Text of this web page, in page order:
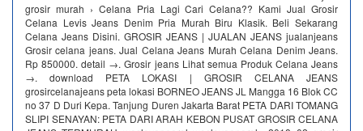
grosir murah › Celana Pria Lagi Cari Celana?? Kami Jual Grosir
Celana Levis Jeans Denim Pria Murah Biru Klasik. Beli Sekarang
Celana Jeans Disini. GROSIR JEANS | JUALAN JEANS jualanjeans
Grosir celana jeans. Jual Celana Jeans Murah Celana Denim Jeans.
Rp 850000. detail →. Grosir jeans Lihat semua Produk Celana Jeans
→. download PETA LOKASI | GROSIR CELANA JEANS
grosircelanajeans peta lokasi BORNEO JEANS JL Mangga 16 Blok CC
no 37 D Duri Kepa. Tanjung Duren Jakarta Barat PETA DARI TOMANG
SLIPI SENAYAN: PETA DARI ARAH KEBON PUSAT GROSIR CELANA